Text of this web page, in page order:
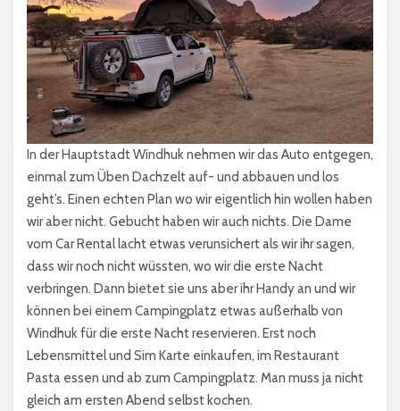
In der Hauptstadt Windhuk nehmen wir das Auto entgegen,
einmal zum Üben Dachzelt auf- und abbauen und los
geht’s. Einen echten Plan wo wir eigentlich hin wollen haben
wir aber nicht. Gebucht haben wir auch nichts. Die Dame
vom Car Rental lacht etwas verunsichert als wir ihr sagen,
dass wir noch nicht wüssten, wo wir die erste Nacht
verbringen. Dann bietet sie uns aber ihr Handy an und wir
können bei einem Campingplatz etwas außerhalb von
Windhuk für die erste Nacht reservieren. Erst noch
Lebensmittel und Sim Karte einkaufen, im Restaurant
Pasta essen und ab zum Campingplatz. Man muss ja nicht
gleich am ersten Abend selbst kochen.